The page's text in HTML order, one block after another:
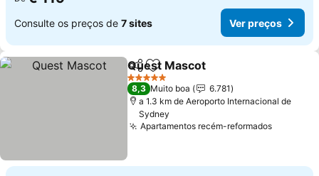
Consulte os preços de 7 sites Ver preços
PartilharAdicionar aos favoritos
Quest Mascot
5 Estrelas
8,3 Muito boa
6.781
a 1.3 km de Aeroporto Internacional de
Sydney
Apartamentos recém-reformados